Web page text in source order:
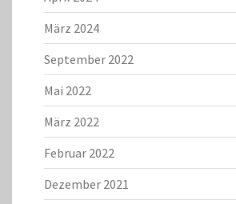
März 2024
September 2022
Mai 2022
März 2022
Februar 2022
Dezember 2021